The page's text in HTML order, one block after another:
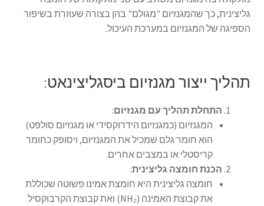
גליצינית, כך שהמגנזיום "מגולם" בהן בצורה שעוזרת בשיפור
הספיגה של המגנזיום במערכת העיכול.
תהליך ייצור מגנזיום ביסגליצינאט:
התחלת תהליך עם מגנזיום:
המגנזיום (כמגנזיום הידרוקסידי או מגנזיום סולפט)
הוא חומר גלם שמכיל את המגנזיום, ויסופק כחומר
קריסטלי או במצבים אחרים.
הכנת חומצה גליצינית:
חומצה גליצינית היא חומצת אמינו פשוטה שכוללת
את קבוצת האמינה (NH₂) ואת קבוצת הקרבוקסיל